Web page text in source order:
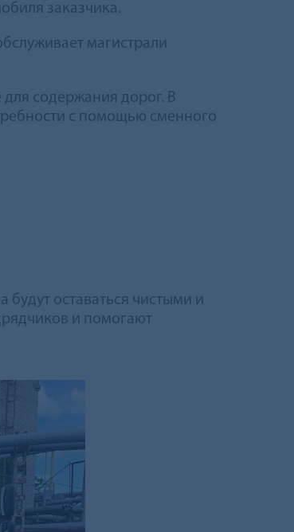
заказчика.
магистрали
содержания дорог. В
с помощью сменного
оставаться чистыми и
и помогают